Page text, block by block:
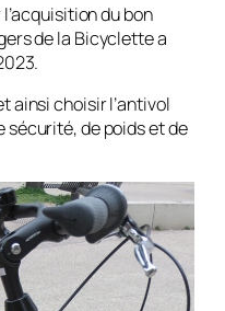
du bon
de la Bicyclette a
ainsi choisir l’antivol
sécurité, de poids et de